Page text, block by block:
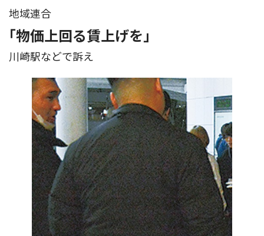
地域連合
｢物価上回る賃上げを｣
川崎駅などで訴え